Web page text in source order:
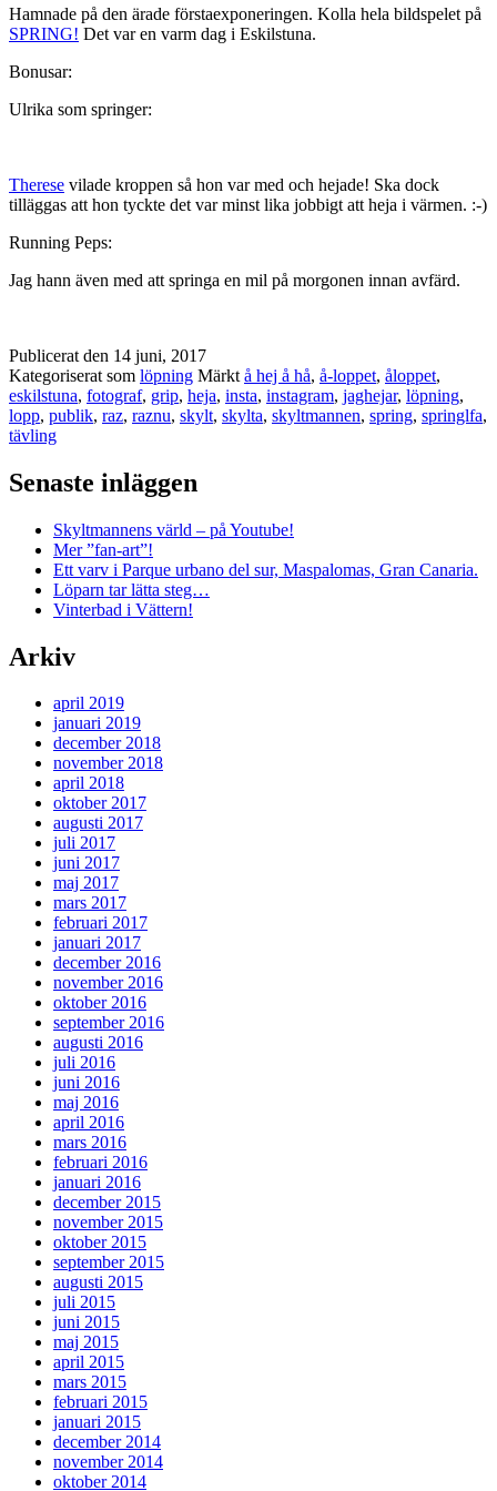
Hamnade på den ärade förstaexponeringen. Kolla hela bildspelet på
SPRING! Det var en varm dag i Eskilstuna.
Bonusar:
Ulrika som springer:
Therese vilade kroppen så hon var med och hejade! Ska dock
tilläggas att hon tyckte det var minst lika jobbigt att heja i värmen. :-)
Running Peps:
Jag hann även med att springa en mil på morgonen innan avfärd.
Publicerat den 14 juni, 2017
Kategoriserat som löpning Märkt å hej å hå, å-loppet, åloppet,
eskilstuna, fotograf, grip, heja, insta, instagram, jaghejar, löpning,
lopp, publik, raz, raznu, skylt, skylta, skyltmannen, spring, springlfa,
tävling
Senaste inläggen
Skyltmannens värld – på Youtube!
Mer ”fan-art”!
Ett varv i Parque urbano del sur, Maspalomas, Gran Canaria.
Löparn tar lätta steg…
Vinterbad i Vättern!
Arkiv
april 2019
januari 2019
december 2018
november 2018
april 2018
oktober 2017
augusti 2017
juli 2017
juni 2017
maj 2017
mars 2017
februari 2017
januari 2017
december 2016
november 2016
oktober 2016
september 2016
augusti 2016
juli 2016
juni 2016
maj 2016
april 2016
mars 2016
februari 2016
januari 2016
december 2015
november 2015
oktober 2015
september 2015
augusti 2015
juli 2015
juni 2015
maj 2015
april 2015
mars 2015
februari 2015
januari 2015
december 2014
november 2014
oktober 2014